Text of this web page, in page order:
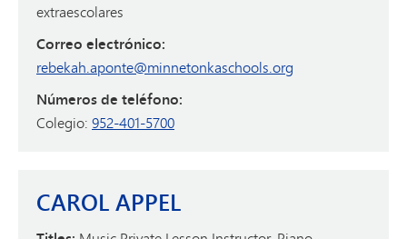
extraescolares
Correo electrónico:
rebekah.aponte@minnetonkaschools.org
Números de teléfono:
Colegio: 952-401-5700
CAROL APPEL